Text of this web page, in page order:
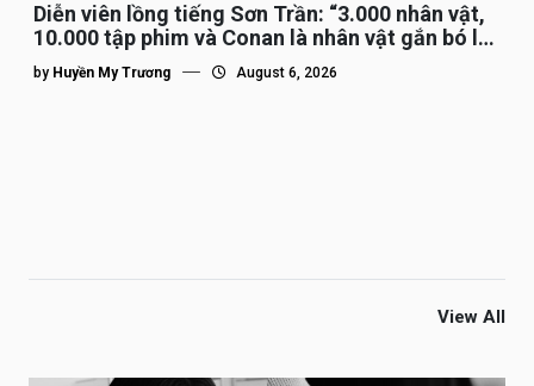
Diễn viên lồng tiếng Sơn Trần: “3.000 nhân vật,
10.000 tập phim và Conan là nhân vật gắn bó lâu
nhất”
by Huyền My Trương August 6, 2026
View All